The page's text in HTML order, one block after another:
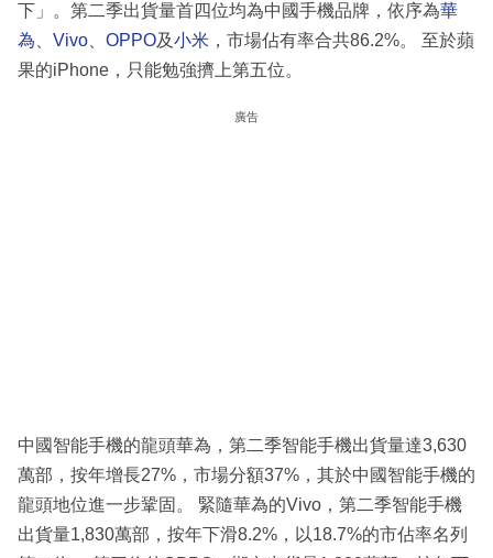
下」。第二季出貨量首四位均為中國手機品牌，依序為華
為
Vivo OPPO及小米 ，市場佔有率合共86.2%。 至於蘋
果的iPhone，只能勉強擠上第五位。
廣告
中國智能手機的龍頭華為，第二季智能手機出貨量達3,630
萬部，按年增長27%，市場分額37%，其於中國智能手機的
龍頭地位進一步鞏固。 緊隨華為的Vivo，第二季智能手機
出貨量1,830萬部，按年下滑8.2%，以18.7%的市佔率名列